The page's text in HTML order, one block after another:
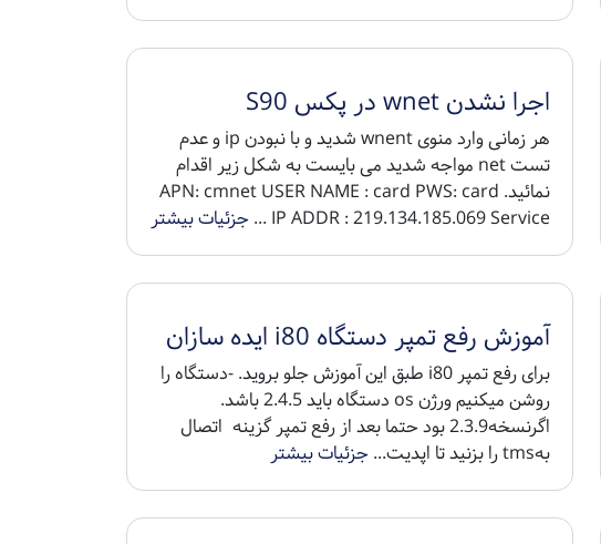
اجرا نشدن wnet در پکس S90
هر زمانی وارد منوی wnent شدید و با نبودن ip و عدم
تست net مواجه شدید می بایست به شکل زیر اقدام
نمائید. APN: cmnet USER NAME : card PWS: card
IP ADDR : 219.134.185.069 Service ...
جزئیات بیشتر
آموزش رفع تمپر دستگاه i80 ایده سازان
برای رفع تمپر i80 طبق این آموزش جلو بروید. -دستگاه را
روشن میکنیم ورژن os دستگاه باید 2.4.5 باشد.
اگرنسخه2.3.9 بود حتما بعد از رفع تمپر گزینه اتصال
بهtms را بزنید تا اپدیت...
جزئیات بیشتر